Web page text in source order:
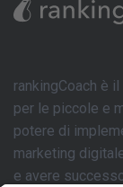
rankingCoach è
per le piccole e
potere di
marketing
e avere